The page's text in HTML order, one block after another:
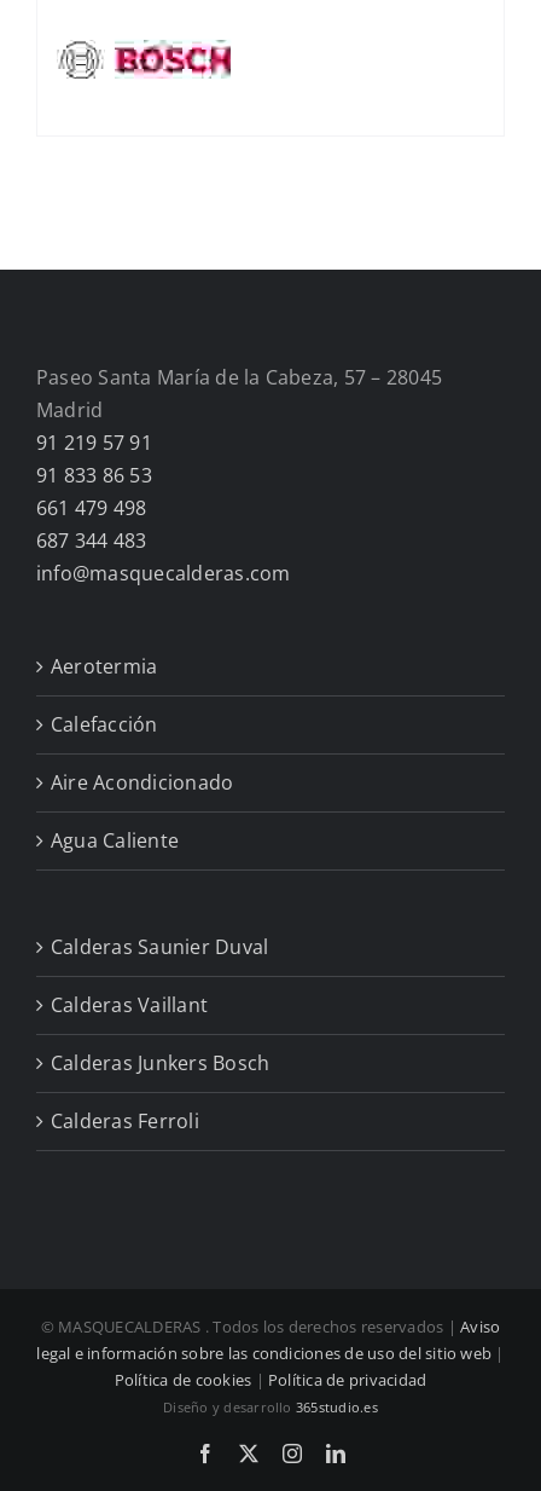
Paseo Santa María de la Cabeza, 57 – 28045
Madrid
91 219 57 91
91 833 86 53
661 479 498
687 344 483
info@masquecalderas.com
Aerotermia
Calefacción
Aire Acondicionado
Agua Caliente
Calderas Saunier Duval
Calderas Vaillant
Calderas Junkers Bosch
Calderas Ferroli
© MASQUECALDERAS . Todos los derechos reservados |Aviso
legal e información sobre las condiciones de uso del sitio web |
Política de cookies | Política de privacidad
Diseño y desarrollo 365studio.es
Facebook InstagramLinkedIn